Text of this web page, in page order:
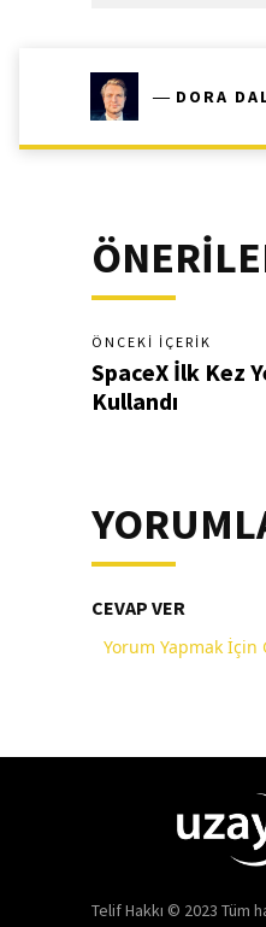
― DORA
ÖNCEKI İÇERIK
SpaceX İlk Kez
Kullandı
CEVAP VER
Yorum Yapmak İçin
Telif Hakkı © 2023 Tüm